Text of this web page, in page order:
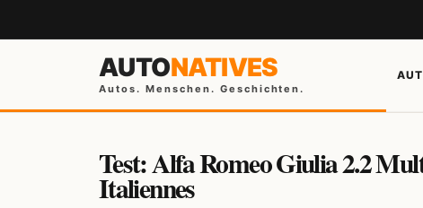
AUTONATIVES
Autos. Menschen. Geschichten.
Test: Alfa Romeo Giulia 2.2
Italiennes